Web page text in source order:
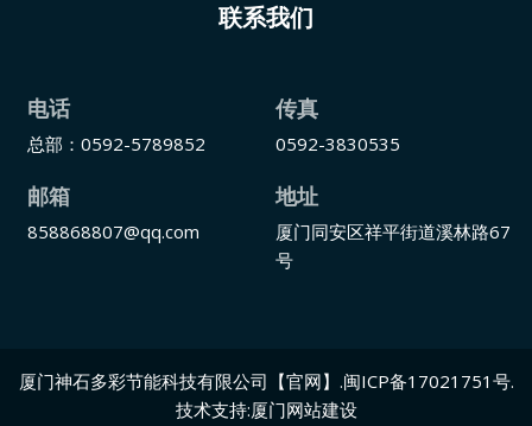
联系我们
电话
总部：0592-5789852
传真
0592-3830535
邮箱
858868807@qq.com
地址
厦门同安区祥平街道溪林路67
号
厦门神石多彩节能科技有限公司【官网】 .闽ICP备17021751号.
技术支持:厦门网站建设